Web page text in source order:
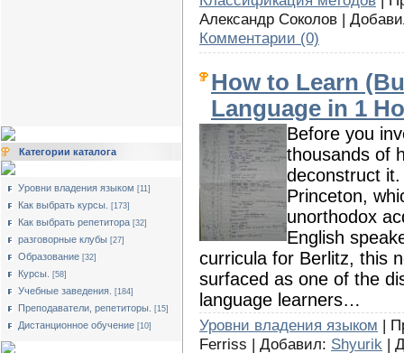
Категории каталога
Уровни владения языком [11]
Как выбрать курсы. [173]
Как выбрать репетитора [32]
разговорные клубы [27]
Образование [32]
Курсы. [58]
Учебные заведения. [184]
Преподаватели, репетиторы. [15]
Дистанционное обучение [10]
Александр Соколов |
Комментарии (0)
How to Learn
Language in 1
Before you
thousands of
deconstruct
Princeton,
unorthodox
English
curricula for Berlitz, this
surfaced as one of the
language learners…
Уровни владения языком |
Ferriss | Добавил: Shyurik |